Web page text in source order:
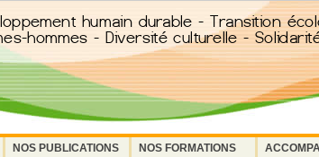
NOS PUBLICATIONS NOS FORMATIONS